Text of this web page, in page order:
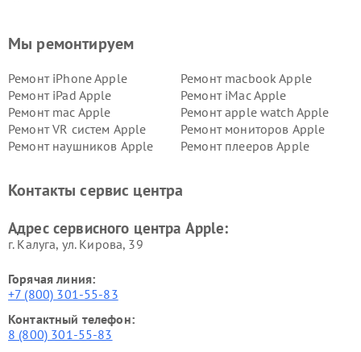
Мы ремонтируем
Ремонт iPhone Apple
Ремонт macbook Apple
Ремонт iPad Apple
Ремонт iMac Apple
Ремонт mac Apple
Ремонт apple watch Apple
Ремонт VR систем Apple
Ремонт мониторов Apple
Ремонт наушников Apple
Ремонт плееров Apple
Контакты сервис центра
Адрес сервисного центра Apple:
г. Калуга, ул. Кирова, 39
Горячая линия:
+7 (800) 301-55-83
Контактный телефон:
8 (800) 301-55-83